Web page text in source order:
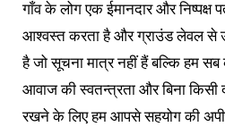
गाँव के लोग एक ईमानदार और निष्पक्ष
आश्वस्त करता है और ग्राउंड लेवल से
है जो सूचना मात्र नहीं हैं बल्कि हम
आवाज की स्वतन्त्रता और बिना किसी
रखने के लिए हम आपसे सहयोग की